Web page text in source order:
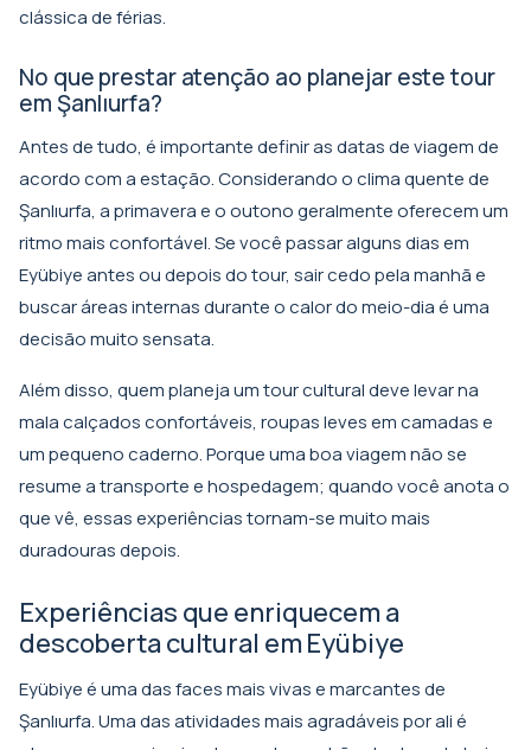
clássica de férias.
No que prestar atenção ao planejar este tour
em Şanlıurfa?
Antes de tudo, é importante definir as datas de viagem de
acordo com a estação. Considerando o clima quente de
Şanlıurfa, a primavera e o outono geralmente oferecem um
ritmo mais confortável. Se você passar alguns dias em
Eyübiye antes ou depois do tour, sair cedo pela manhã e
buscar áreas internas durante o calor do meio-dia é uma
decisão muito sensata.
Além disso, quem planeja um tour cultural deve levar na
mala calçados confortáveis, roupas leves em camadas e
um pequeno caderno. Porque uma boa viagem não se
resume a transporte e hospedagem; quando você anota o
que vê, essas experiências tornam-se muito mais
duradouras depois.
Experiências que enriquecem a
descoberta cultural em Eyübiye
Eyübiye é uma das faces mais vivas e marcantes de
Şanlıurfa. Uma das atividades mais agradáveis por ali é